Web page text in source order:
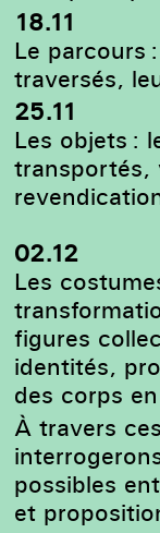
18.11
Le parcours
traversés,
25.11
Les objets :
transportés,
02.12
Les
figures
identités,
des corps
À travers
possibles
et